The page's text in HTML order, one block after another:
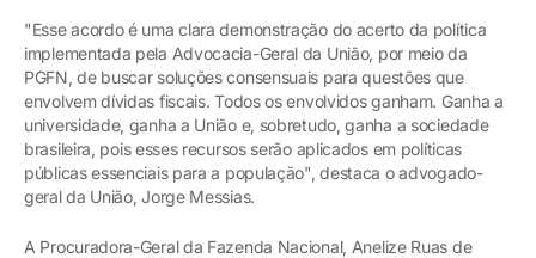
"Esse acordo é uma clara demonstração do acerto da política
implementada pela Advocacia-Geral da União, por meio da
PGFN, de buscar soluções consensuais para questões que
envolvem dívidas fiscais. Todos os envolvidos ganham. Ganha a
universidade, ganha a União e, sobretudo, ganha a sociedade
brasileira, pois esses recursos serão aplicados em políticas
públicas essenciais para a população", destaca o advogado-
geral da União, Jorge Messias.
A Procuradora-Geral da Fazenda Nacional, Anelize Ruas de